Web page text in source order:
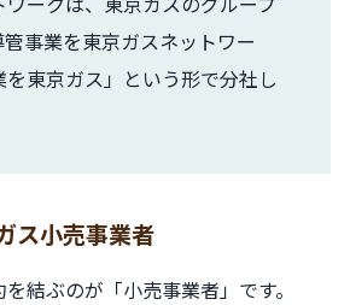
事業を東京ガスネットワー
を東京ガス」という形で分社し
ス小売事業者
結ぶのが「小売事業者」です。